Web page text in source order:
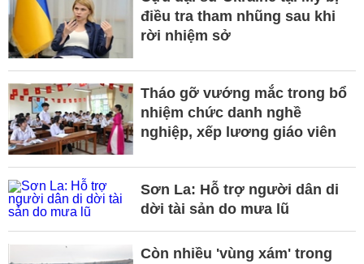
điều tra tham nhũng sau khi
rời nhiệm sở
Tháo gỡ vướng mắc trong bổ
nhiệm chức danh nghề
nghiệp, xếp lương giáo viên
Sơn La: Hỗ trợ người dân di
dời tài sản do mưa lũ
Còn nhiều 'vùng xám' trong